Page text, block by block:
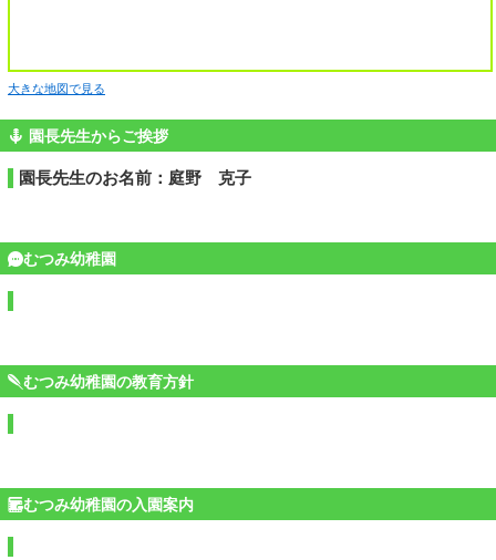
大きな地図で見る
園長先生からご挨拶
園長先生のお名前：庭野 克子
むつみ幼稚園
むつみ幼稚園の教育方針
むつみ幼稚園の入園案内